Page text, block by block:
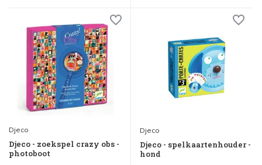
Djeco
Djeco - zoekspel crazy obs -
photoboot
Djeco
Djeco - spelkaartenhouder -
hond